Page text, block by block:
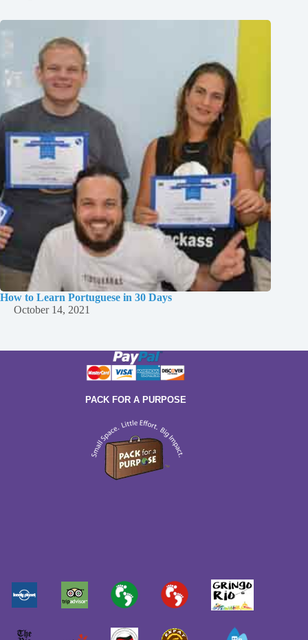
How to Learn Portuguese in 30 Days
October 14, 2021
PACK FOR A PURPOSE